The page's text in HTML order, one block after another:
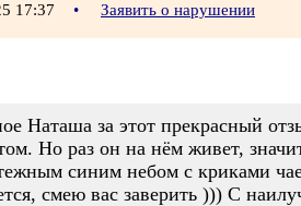
17:37 • Заявить о нарушении
Наташа за этот прекрасный
Но раз он на нём живет,
синим небом с криками
смею вас заверить ))) С